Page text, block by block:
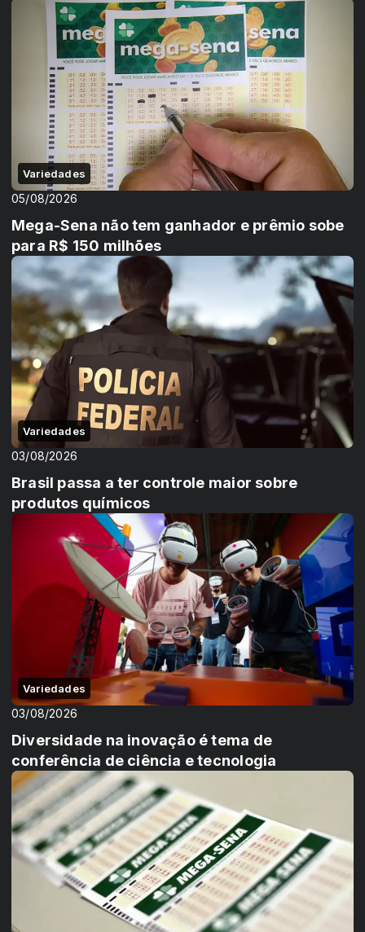
Variedades
05/08/2026
Mega-Sena não tem ganhador e prêmio sobe
para R$ 150 milhões
Variedades
03/08/2026
Brasil passa a ter controle maior sobre
produtos químicos
Variedades
03/08/2026
Diversidade na inovação é tema de
conferência de ciência e tecnologia